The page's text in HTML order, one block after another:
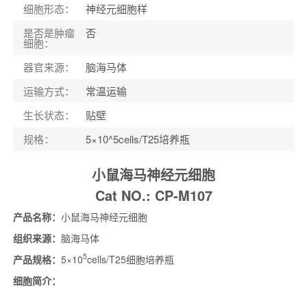
细胞形态：
神经元细胞样
是否是肿瘤
细胞：
否
器官来源：
脑海马体
运输方式：
常温运输
生长状态：
贴壁
规格： 5×10^5cells/T25培养瓶
小鼠海马神经元细胞
Cat NO.: CP-M107
产品名称： 小鼠海马神经元细胞
组织来源： 脑海马体
产品规格： 5×105cells/T25细胞培养瓶
细胞简介：